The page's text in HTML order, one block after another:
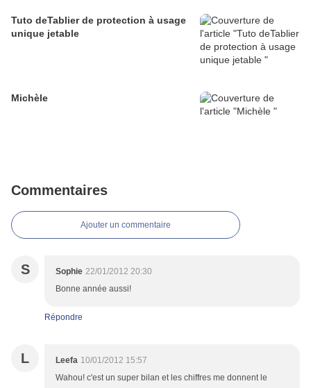
Tuto deTablier de protection à usage
unique jetable
Michèle
Commentaires
Ajouter un commentaire
S Sophie 22/01/2012 20:30
Bonne année aussi!
Répondre
L Leefa 10/01/2012 15:57
Wahou! c'est un super bilan et les chiffres me donnent le